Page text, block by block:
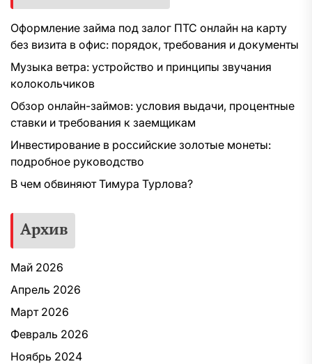
Оформление займа под залог ПТС онлайн на карту
без визита в офис: порядок, требования и документы
Музыка ветра: устройство и принципы звучания
колокольчиков
Обзор онлайн-займов: условия выдачи, процентные
ставки и требования к заемщикам
Инвестирование в российские золотые монеты:
подробное руководство
В чем обвиняют Тимура Турлова?
Архив
Май 2026
Апрель 2026
Март 2026
Февраль 2026
Ноябрь 2024